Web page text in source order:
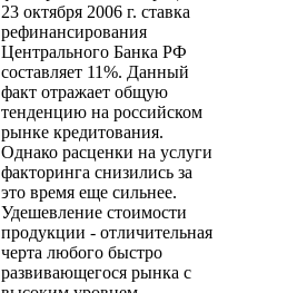
23 октября 2006 г. ставка
рефинансирования
Центрального Банка РФ
составляет 11%. Данный
факт отражает общую
тенденцию на российском
рынке кредитования.
Однако расценки на услуги
факторинга снизились за
это время еще сильнее.
Удешевление стоимости
продукции - отличительная
черта любого быстро
развивающегося рынка с